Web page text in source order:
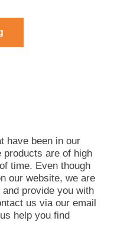
have been in our
products are of high
time. Even though
our website, we are
provide you with
us via our email
help you find